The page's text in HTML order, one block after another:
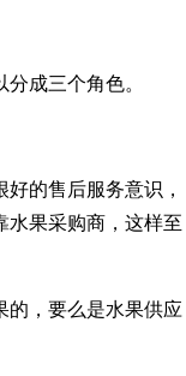
成三个角色。
的售后服务意识，
水果采购商，这样至
的，要么是水果供应